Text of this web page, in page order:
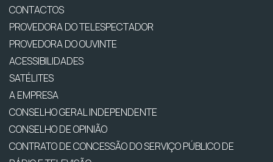
CONTACTOS
PROVEDORA DO TELESPECTADOR
PROVEDORA DO OUVINTE
ACESSIBILIDADES
SATÉLITES
A EMPRESA
CONSELHO GERAL INDEPENDENTE
CONSELHO DE OPINIÃO
CONTRATO DE CONCESSÃO DO SERVIÇO PÚBLICO DE